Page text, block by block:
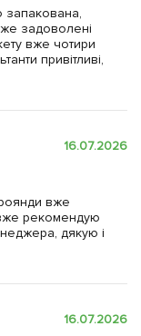
запакована,
задоволені
вже чотири
привітливі,
16.07.2026
вже
рекомендую
дякую і
16.07.2026